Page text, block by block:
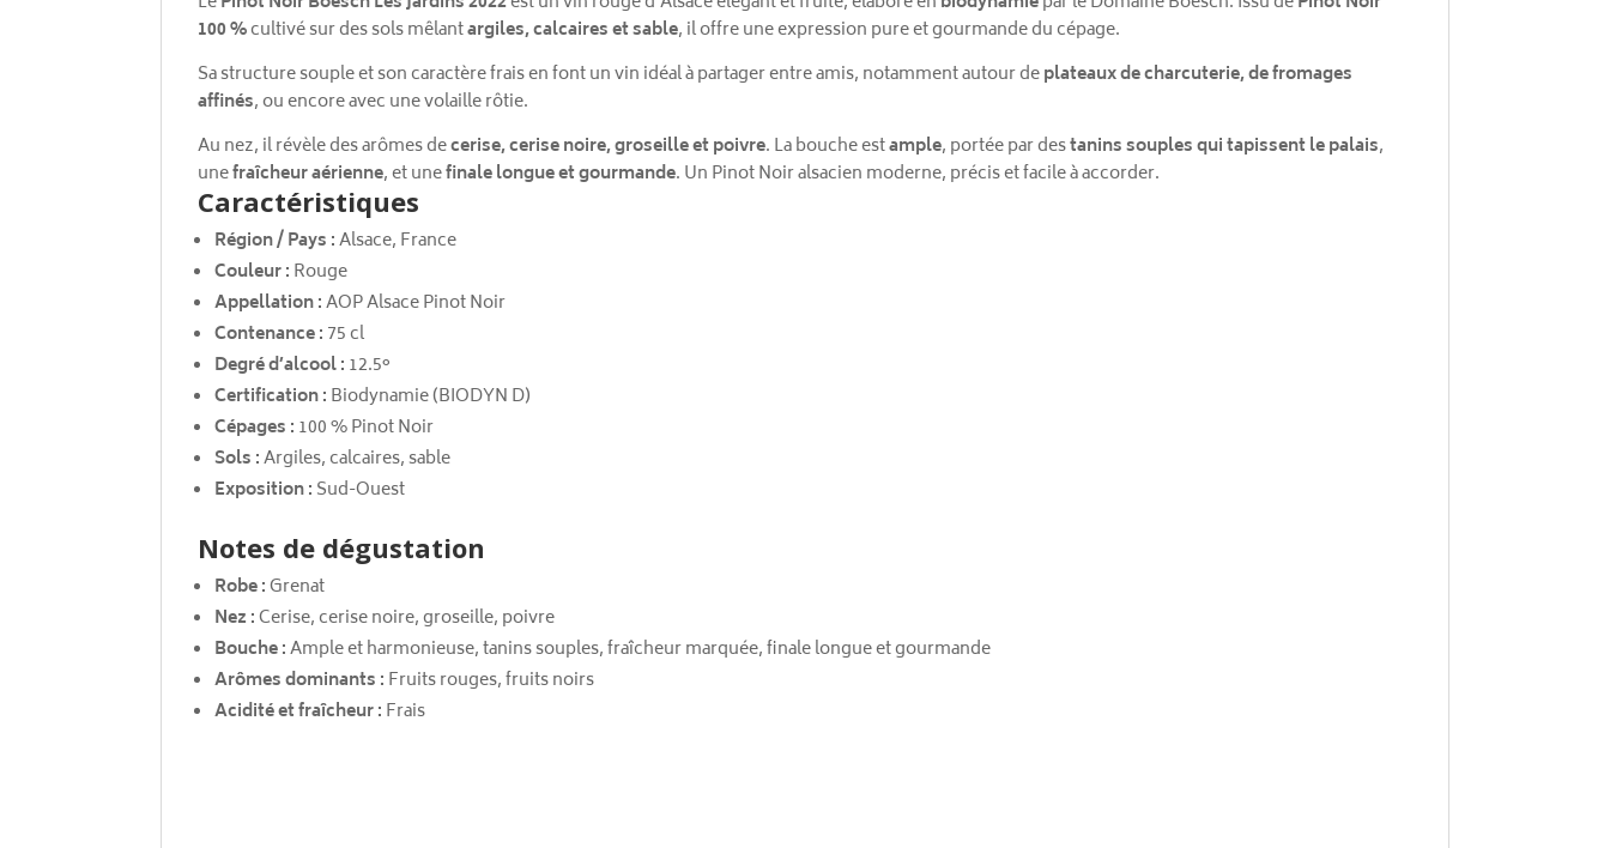
100 %cultivé sur des sols mêlantargiles, calcaires et sable, il offre une expression pure et gourmande du cépage.
Sa structure souple et son caractère frais en font un vin idéal à partager entre amis, notamment autour deplateaux de charcuterie, de fromages
affinés, ou encore avec une volaille rôtie.
Au nez, il révèle des arômes decerise, cerise noire, groseille et poivre. La bouche estample, portée par destanins souples qui tapissent le palais,
unefraîcheur aérienne, et unefinale longue et gourmande. Un Pinot Noir alsacien moderne, précis et facile à accorder.
Caractéristiques
Région / Pays :Alsace, France
Couleur : Rouge
Appellation :AOP Alsace Pinot Noir
Contenance : 75 cl
Degré d’alcool : 12.5°
Certification : Biodynamie (BIODYN D)
Cépages : 100 % Pinot Noir
Sols :Argiles, calcaires, sable
Exposition : Sud-Ouest
Notes de dégustation
Robe :Grenat
Nez :Cerise, cerise noire, groseille, poivre
Bouche :Ample et harmonieuse, tanins souples, fraîcheur marquée, finale longue et gourmande
Arômes dominants : Fruits rouges, fruits noirs
Acidité et fraîcheur : Frais